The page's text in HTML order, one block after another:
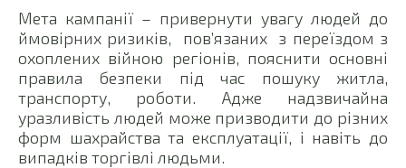
Мета кампанії – привернути увагу людей до
ймовірних ризиків, пов’язаних з переїздом з
охоплених війною регіонів, пояснити основні
правила безпеки під час пошуку житла,
транспорту, роботи. Адже надзвичайна
уразливість людей може призводити до різних
форм шахрайства та експлуатації, і навіть до
випадків торгівлі людьми.